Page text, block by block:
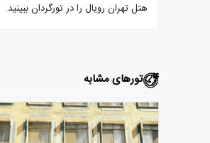
هتل تهران رویال را در تورگردان ببینید.
تورهای مشابه